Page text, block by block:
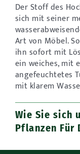
Der Stoff des
sich mit seiner
Art von Möbel.
ihn sofort mit
ein weiches, mit
angefeuchtetes
mit klarem
Wie Sie sich
Pflanzen Für